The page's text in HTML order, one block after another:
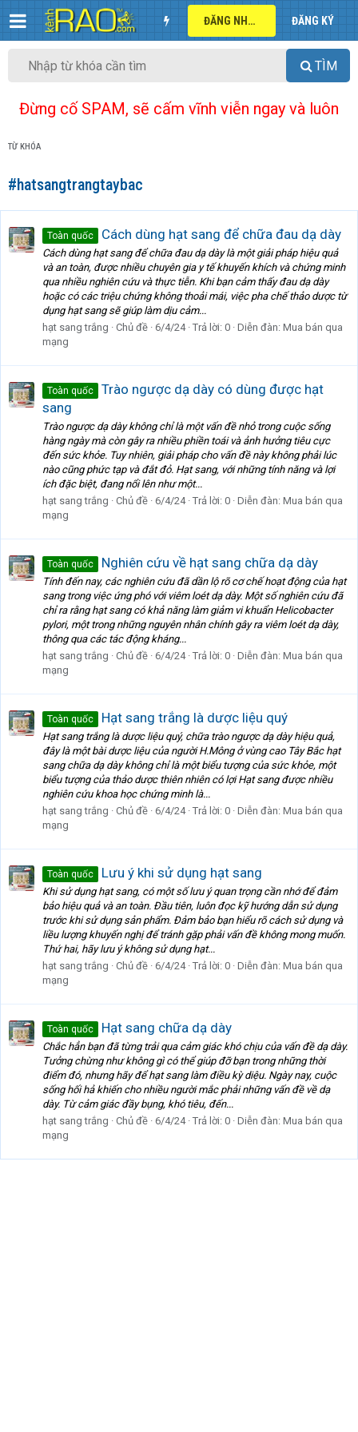
ĐĂNG NHẬP ĐĂNG KÝ
TÌM
Đừng cố SPAM, sẽ cấm vĩnh viễn ngay và luôn
TỪ KHÓA
#hatsangtrangtaybac
Toàn quốc Cách dùng hạt sang để chữa đau dạ dày
Cách dùng hạt sang để chữa đau dạ dày là một giải pháp hiệu quả
và an toàn, được nhiều chuyên gia y tế khuyến khích và chứng minh
qua nhiều nghiên cứu và thực tiễn. Khi bạn cảm thấy đau dạ dày
hoặc có các triệu chứng không thoải mái, việc pha chế thảo dược từ
dụng hạt sang sẽ giúp làm dịu cảm...
hạt sang trắng
Chủ đề 6/4/24 Trả lời: 0 Diễn đàn: Mua bán qua
mạng
Toàn quốc
Trào ngược dạ dày có dùng được hạt
sang
Trào ngược dạ dày không chỉ là một vấn đề nhỏ trong cuộc sống
hàng ngày mà còn gây ra nhiều phiền toái và ảnh hưởng tiêu cực
đến sức khỏe. Tuy nhiên, giải pháp cho vấn đề này không phải lúc
nào cũng phức tạp và đắt đỏ. Hạt sang, với những tính năng và lợi
ích đặc biệt, đang nổi lên như một...
hạt sang trắng
Chủ đề 6/4/24 Trả lời: 0 Diễn đàn: Mua bán qua
mạng
Toàn quốc Nghiên cứu về hạt sang chữa dạ dày
Tính đến nay, các nghiên cứu đã dần lộ rõ cơ chế hoạt động của hạt
sang trong việc ứng phó với viêm loét dạ dày. Một số nghiên cứu đã
chỉ ra rằng hạt sang có khả năng làm giảm vi khuẩn Helicobacter
pylori, một trong những nguyên nhân chính gây ra viêm loét dạ dày,
thông qua các tác động kháng...
hạt sang trắng
Chủ đề 6/4/24 Trả lời: 0 Diễn đàn: Mua bán qua
mạng
Toàn quốc Hạt sang trắng là dược liệu quý
Hạt sang trắng là dược liệu quý, chữa trào ngược dạ dày hiệu quả,
đây là một bài dược liệu của người H.Mông ở vùng cao Tây Bắc hạt
sang chữa dạ dày không chỉ là một biểu tượng của sức khỏe, một
biểu tượng của thảo dược thiên nhiên có lợi Hạt sang được nhiều
nghiên cứu khoa học chứng minh là...
hạt sang trắng
Chủ đề 6/4/24 Trả lời: 0 Diễn đàn: Mua bán qua
mạng
Toàn quốc Lưu ý khi sử dụng hạt sang
Khi sử dụng hạt sang, có một số lưu ý quan trọng cần nhớ để đảm
bảo hiệu quả và an toàn. Đầu tiên, luôn đọc kỹ hướng dẫn sử dụng
trước khi sử dụng sản phẩm. Đảm bảo bạn hiểu rõ cách sử dụng và
liều lượng khuyến nghị để tránh gặp phải vấn đề không mong muốn.
Thứ hai, hãy lưu ý không sử dụng hạt...
hạt sang trắng
Chủ đề 6/4/24 Trả lời: 0 Diễn đàn: Mua bán qua
mạng
Toàn quốc Hạt sang chữa dạ dày
Chắc hẳn bạn đã từng trải qua cảm giác khó chịu của vấn đề dạ dày.
Tưởng chừng như không gì có thể giúp đỡ bạn trong những thời
điểm đó, nhưng hãy để hạt sang làm điều kỳ diệu. Ngày nay, cuộc
sống hối hả khiến cho nhiều người mắc phải những vấn đề về dạ
dày. Từ cảm giác đầy bụng, khó tiêu, đến...
hạt sang trắng
Chủ đề 6/4/24 Trả lời: 0 Diễn đàn: Mua bán qua
mạng